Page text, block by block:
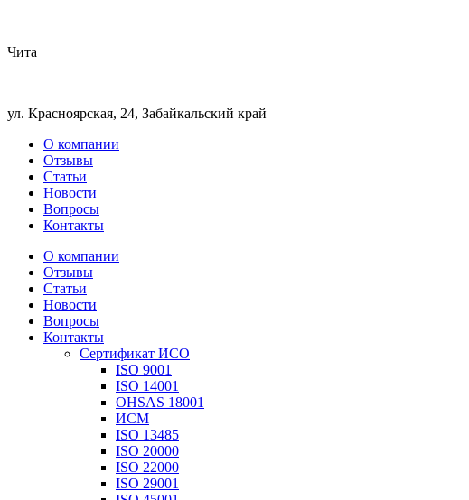
Чита
ул. Красноярская, 24, Забайкальский край
О компании
Отзывы
Статьи
Новости
Вопросы
Контакты
О компании
Отзывы
Статьи
Новости
Вопросы
Контакты
Сертификат ИСО
ISO 9001
ISO 14001
OHSAS 18001
ИСМ
ISO 13485
ISO 20000
ISO 22000
ISO 29001